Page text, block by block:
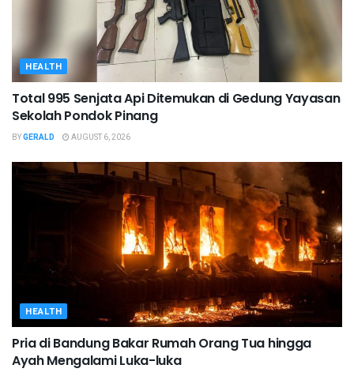
HEALTH
Total 995 Senjata Api Ditemukan di Gedung Yayasan
Sekolah Pondok Pinang
BYGERALD AUGUST 6, 2026
HEALTH
Pria di Bandung Bakar Rumah Orang Tua hingga
Ayah Mengalami Luka-luka